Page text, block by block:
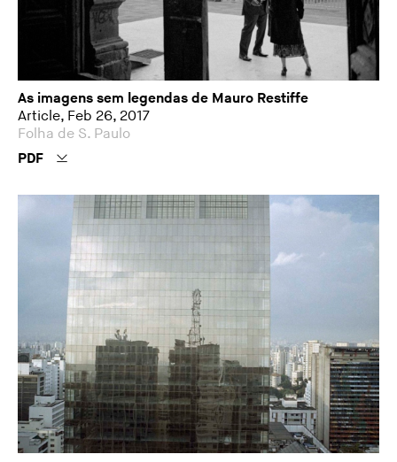
As imagens sem legendas de Mauro Restiffe
Article, Feb 26, 2017
Folha de S. Paulo
PDF